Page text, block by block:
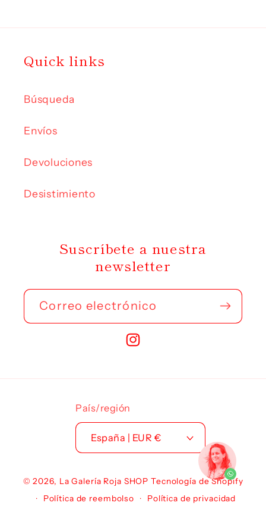
Quick links
Búsqueda
Envíos
Devoluciones
Desistimiento
Suscríbete a nuestra
newsletter
Correo electrónico
Instagram
País/región
España | EUR €
© 2026, La Galería Roja SHOP Tecnología de Shopify
Política de reembolso
Política de privacidad